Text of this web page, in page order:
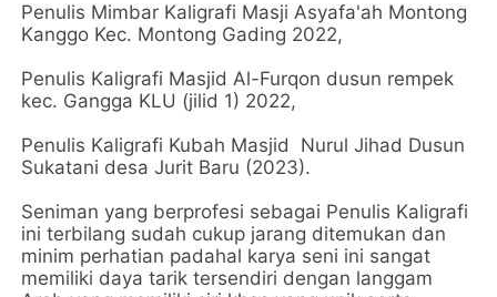
Penulis Mimbar Kaligrafi Masji Asyafa'ah Montong
Kanggo Kec. Montong Gading 2022,
Penulis Kaligrafi Masjid Al-Furqon dusun rempek
kec. Gangga KLU (jilid 1) 2022,
Penulis Kaligrafi Kubah Masjid Nurul Jihad Dusun
Sukatani desa Jurit Baru (2023).
Seniman yang berprofesi sebagai Penulis Kaligrafi
ini terbilang sudah cukup jarang ditemukan dan
minim perhatian padahal karya seni ini sangat
memiliki daya tarik tersendiri dengan langgam